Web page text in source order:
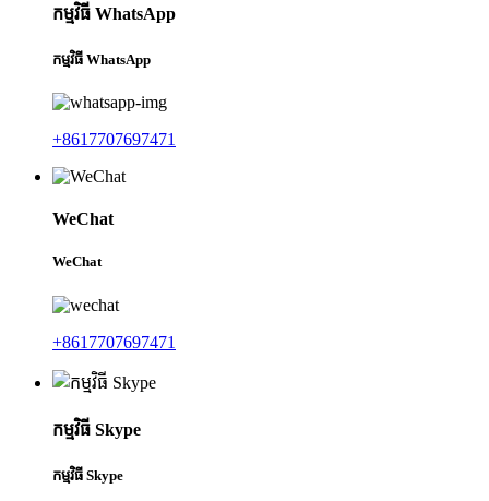
កម្មវិធី WhatsApp
កម្មវិធី WhatsApp
+8617707697471
WeChat
WeChat
+8617707697471
កម្មវិធី Skype
កម្មវិធី Skype